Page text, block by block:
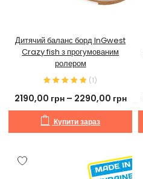
Дитячий баланс борд InGwest
Crazy fish з прогумованим
ролером
(1)
2190,00 грн– 2290,00 грн
Купити зараз